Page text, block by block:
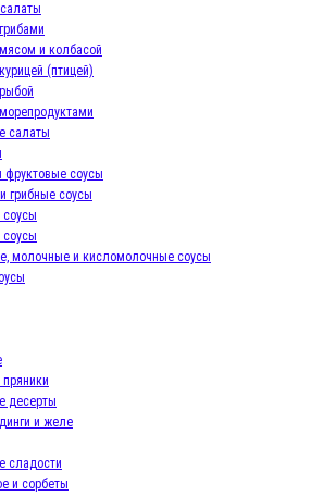
и колбасой
(птицей)
салаты
фруктовые соусы
грибные соусы
молочные и кисломолочные соусы
пряники
десерты
и желе
сладости
и сорбеты